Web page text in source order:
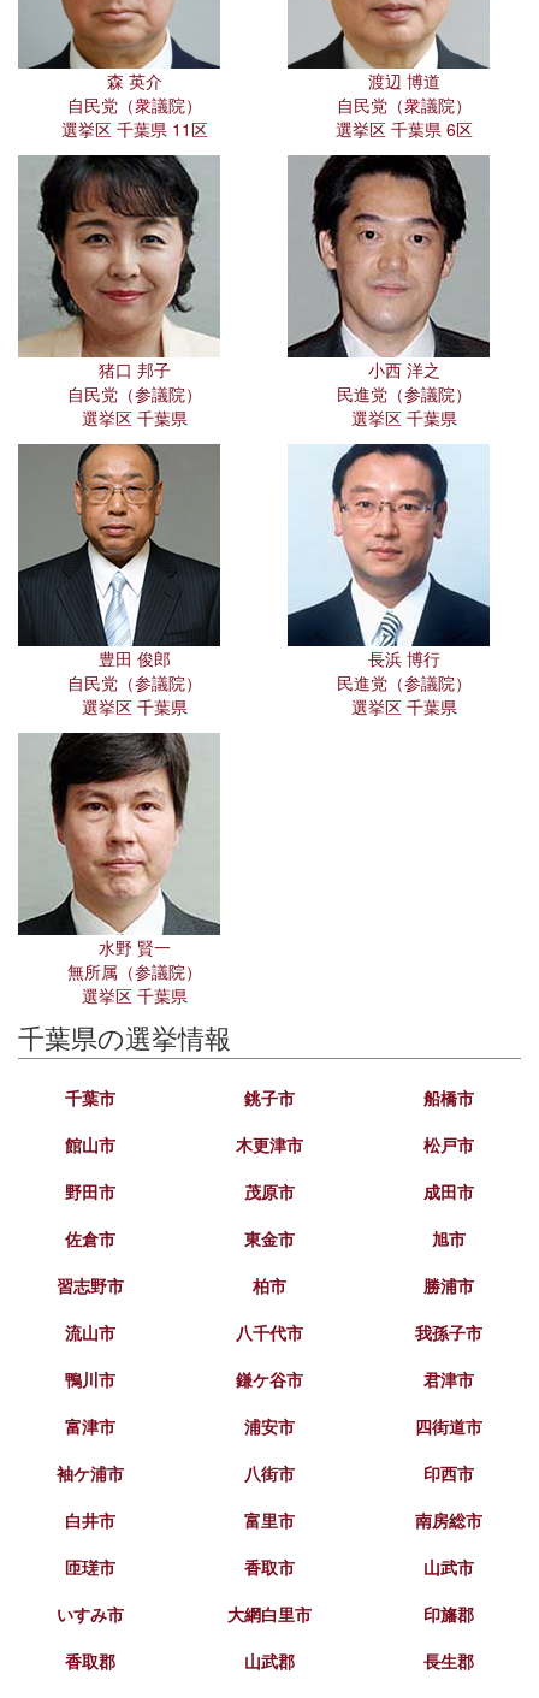
森 英介
自民党（衆議院）
選挙区 千葉県 11区
渡辺 博道
自民党（衆議院）
選挙区 千葉県 6区
猪口 邦子
自民党（参議院）
選挙区 千葉県
小西 洋之
民進党（参議院）
選挙区 千葉県
豊田 俊郎
自民党（参議院）
選挙区 千葉県
長浜 博行
民進党（参議院）
選挙区 千葉県
水野 賢一
無所属（参議院）
選挙区 千葉県
千葉県の選挙情報
千葉市 銚子市
船橋市
館山市
木更津市
松戸市
野田市
茂原市
成田市
佐倉市
東金市
旭市
習志野市
柏市
勝浦市
流山市
八千代市
我孫子市
鴨川市
鎌ケ谷市
君津市
富津市
浦安市
四街道市
袖ケ浦市
八街市
印西市
白井市
富里市
南房総市
匝瑳市
香取市
山武市
いすみ市
大網白里市
印旛郡
香取郡
山武郡
長生郡